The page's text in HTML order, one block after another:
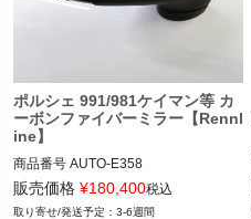
ポルシェ 991/981ケイマン等 カ
ーボンファイバーミラー【Rennl
ine】
商品番号 AUTO-E358
12REN"E358"
販売価格 ¥180,400税込
3-6週間